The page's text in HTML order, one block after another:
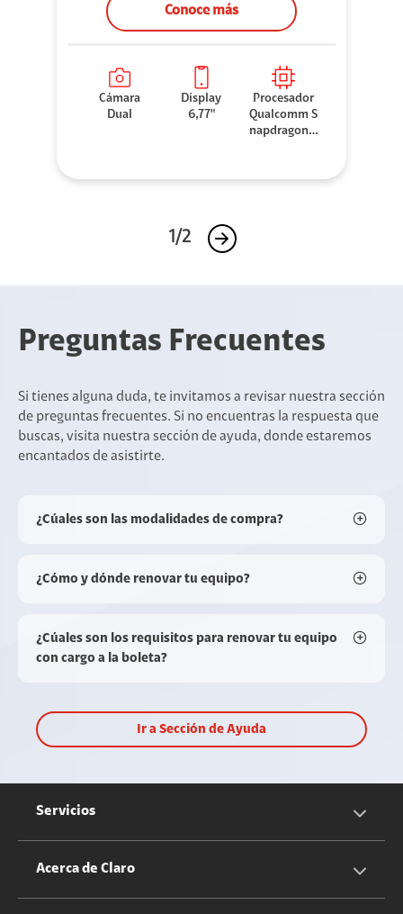
Conoce más
Cámara
Dual
Display
6,77"
Procesador
Qualcomm S
napdragon 7
1/2
Preguntas Frecuentes
Si tienes alguna duda, te invitamos a revisar nuestra sección
de preguntas frecuentes. Si no encuentras la respuesta que
buscas, visita nuestra sección de ayuda, donde estaremos
encantados de asistirte.
¿Cúales son las modalidades de compra?
¿Cómo y dónde renovar tu equipo?
¿Cúales son los requisitos para renovar tu equipo
con cargo a la boleta?
Ir a Sección de Ayuda
Servicios
Servicios Móviles
Acerca de Claro